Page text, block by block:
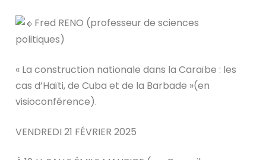
Fred RENO (professeur de sciences
politiques)
« La construction nationale dans la Caraïbe : les
cas d’Haïti, de Cuba et de la Barbade »(en
visioconférence).
VENDREDI 21 FÉVRIER 2025